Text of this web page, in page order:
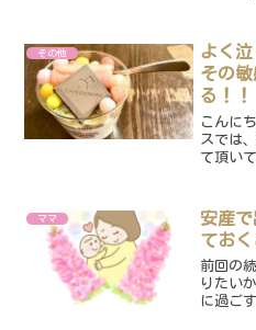
大事な
と思っ
その他
よく泣
その
る！！
こんに
スでは
て頂い
合いと
て、出
ママ
安産
てお
前回の
りたい
に過ご